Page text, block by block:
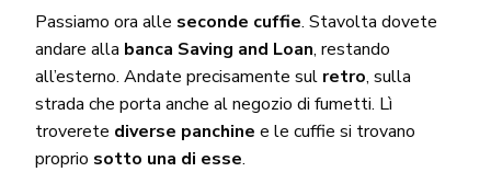
Passiamo ora alle seconde cuffie. Stavolta dovete
andare alla banca Saving and Loan, restando
all’esterno. Andate precisamente sul retro, sulla
strada che porta anche al negozio di fumetti. Lì
troverete diverse panchine e le cuffie si trovano
proprio sotto una di esse.